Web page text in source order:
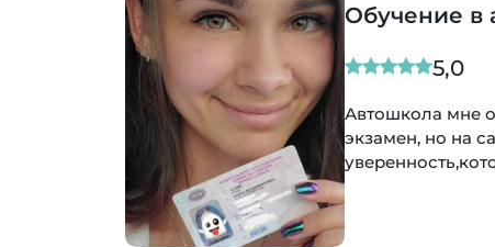
Обучение в
5,0
Автошкола мне
экзамен, но на